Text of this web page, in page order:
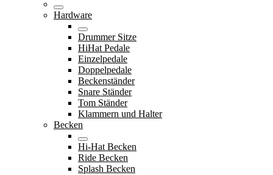
Hardware
Drummer Sitze
HiHat Pedale
Einzelpedale
Doppelpedale
Beckenständer
Snare Ständer
Tom Ständer
Klammern und Halter
Becken
Hi-Hat Becken
Ride Becken
Splash Becken